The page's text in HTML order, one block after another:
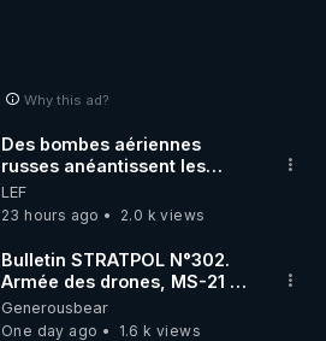
Why this ad?
Des bombes aériennes
russes anéantissent les
centres de contrôle de
drones de 3 brigades
ukrainienne
LEF
23 hours ago
2.0 k views
Bulletin STRATPOL N°302.
Armée des drones, MS-21 en
série, missiles coréens.
07.08.2026.
Generousbear
One day ago
1.6 k views